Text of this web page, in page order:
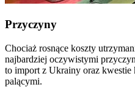
Przyczyny
Chociaż rosnące koszty
najbardziej oczywistymi
to import z Ukrainy oraz kwestie
palącymi.